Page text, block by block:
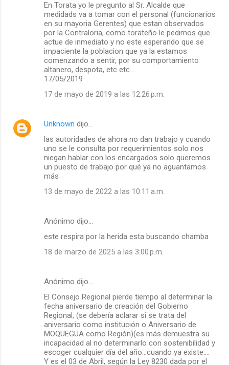
En Torata yo le pregunto al Sr. Alcalde que
medidads va a tomar con el personal (funcionarios
en su mayoria Gerentes) que estan observados
por la Contraloria, como torateño le pedimos que
actue de inmediato y no este esperando que se
impaciente la poblacion que ya la estamos
comenzando a sentir, por su comportamiento
altanero, despota, etc etc...
17/05/2019
17 de mayo de 2019 a las 12:26 p.m.
Unknown dijo…
las autoridades de ahora no dan trabajo y cuando
uno se le consulta por requerimientos solo nos
niegan hablar con los encargados solo queremos
un puesto de trabajo por qué ya no aguantamos
más
13 de mayo de 2022 a las 10:11 a.m.
Anónimo dijo…
este respira por la herida esta buscando chamba
18 de marzo de 2025 a las 3:00 p.m.
Anónimo dijo…
El Consejo Regional pierde tiempo al determinar la
fecha aniversario de creación del Gobierno
Regional, (se debería aclarar si se trata del
aniversario como institución o Aniversario de
MOQUEGUA como Región)(es más demuestra su
incapacidad al no determinarlo con sostenibilidad y
escoger cualquier día del año...cuando ya existe....
Y es el 03 de Abril, según la Ley 8230 dada por el